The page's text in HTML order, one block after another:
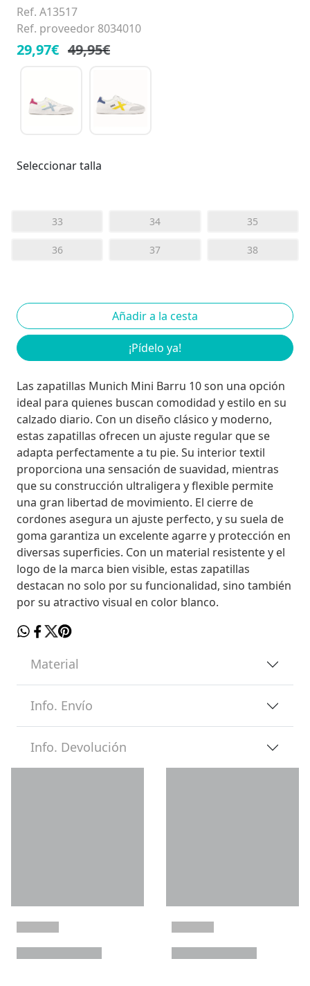
Ref. A13517
Ref. proveedor 8034010
29,97€ 49,95€
Seleccionar talla
33 34 35
36 37 38
¡Pídelo ya!
Las zapatillas Munich Mini Barru 10 son una opción
ideal para quienes buscan comodidad y estilo en su
calzado diario. Con un diseño clásico y moderno,
estas zapatillas ofrecen un ajuste regular que se
adapta perfectamente a tu pie. Su interior textil
proporciona una sensación de suavidad, mientras
que su construcción ultraligera y flexible permite
una gran libertad de movimiento. El cierre de
cordones asegura un ajuste perfecto, y su suela de
goma garantiza un excelente agarre y protección en
diversas superficies. Con un material resistente y el
logo de la marca bien visible, estas zapatillas
destacan no solo por su funcionalidad, sino también
por su atractivo visual en color blanco.
Material
Info. Envío
Info. Devolución